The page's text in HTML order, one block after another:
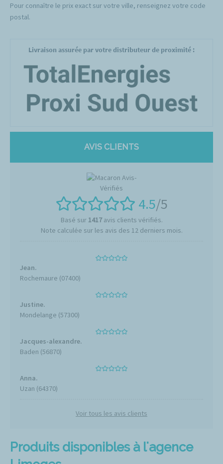
Pour connaître le prix exact sur votre ville, renseignez votre code
postal.
Produits disponibles à l'agence
Livraison assurée par votre distributeur de proximité :
AVIS CLIENTS
4.5/5
Basé sur 1417avis clients vérifiés.
Note calculée sur les avis des 12 derniers mois.
Jean.
Rochemaure (07400)
Justine.
Mondelange (57300)
Jacques-alexandre.
Baden (56870)
Anna.
Uzan (64370)
Voir tous les avis clients